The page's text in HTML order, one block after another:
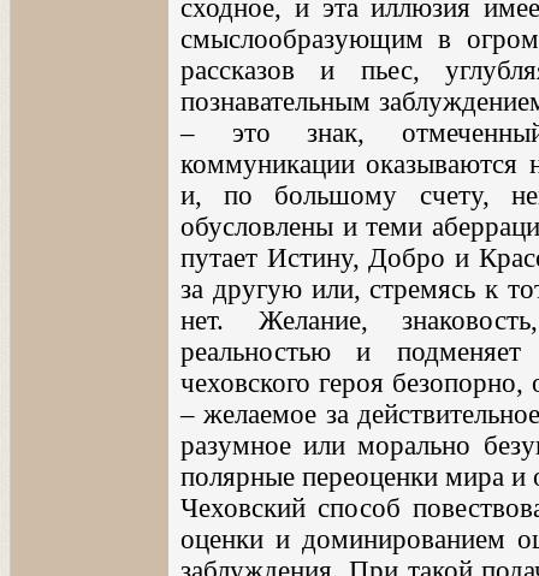
сходное, и эта иллюзия
смыслообразующим в
рассказов и пьес,
познавательным
– это знак,
коммуникации оказываются
и, по большому счету,
обусловлены и теми
путает Истину, Добро и
за другую или, стремясь к
нет. Желание,
реальностью и подменяет
чеховского героя безопорно,
– желаемое за
разумное или морально
полярные переоценки мира и
Чеховский способ
оценки и доминированием